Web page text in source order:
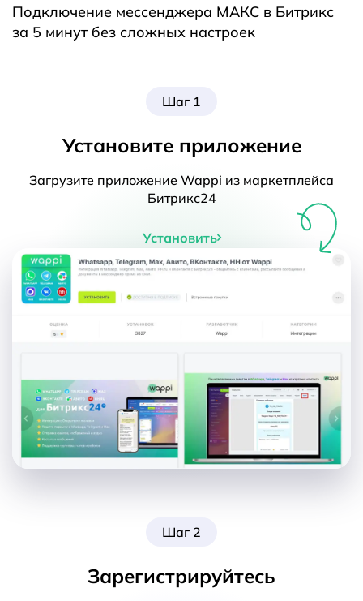
Подключение мессенджера МАКС в Битрикс
за 5 минут без сложных настроек
Шаг 1
Установите приложение
Загрузите приложение Wappi из маркетплейса
Битрикс24
Установить
Шаг 2
Зарегистрируйтесь